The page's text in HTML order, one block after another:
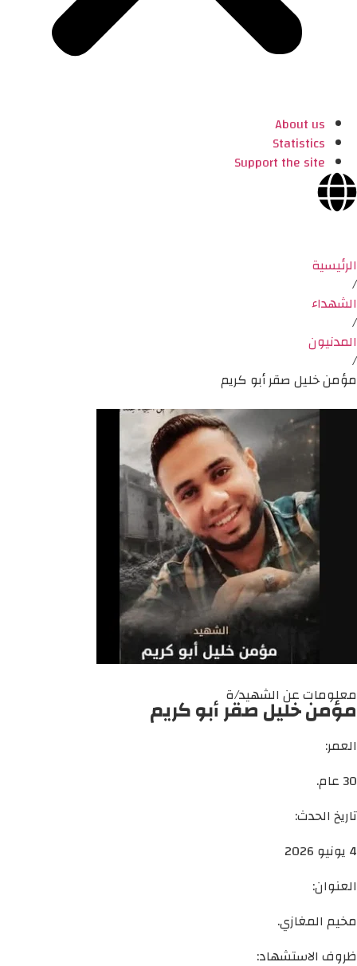
About us
Statistics
Support the site
الرئيسية
/
الشهداء
/
المدنيون
/
مؤمن خليل صقر أبو كريم
معلومات عن الشهيد/ة
مؤمن خليل صقر أبو كريم
العمر:
30 عام.
تاريخ الحدث:
4 يونيو 2026
العنوان:
مخيم المغازي.
ظروف الاستشهاد: